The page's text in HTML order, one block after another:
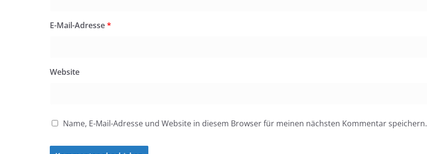
E-Mail-Adresse*
Website
Name, E-Mail-Adresse und Website in diesem Browser für meinen nächsten Kommentar speichern.